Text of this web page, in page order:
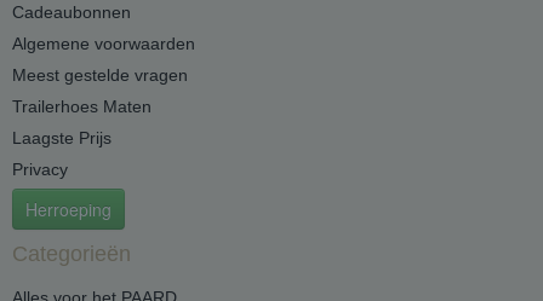
Cadeaubonnen
Algemene voorwaarden
Meest gestelde vragen
Trailerhoes Maten
Laagste Prijs
Privacy
Herroeping
Categorieën